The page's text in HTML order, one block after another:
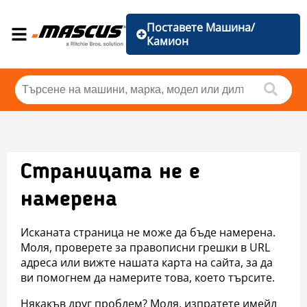
Поставете Машина/
Камион
Страницата не е
намерена
Исканата страница не може да бъде намерена.
Моля, проверете за правописни грешки в URL
адреса или вижте нашата карта на сайта, за да
ви помогнем да намерите това, което търсите.
Някакъв друг проблем? Моля, изпратете имейл